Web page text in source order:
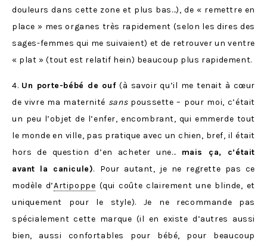
douleurs dans cette zone et plus bas…), de « remettre en
place » mes organes très rapidement (selon les dires des
sages-femmes qui me suivaient) et de retrouver un ventre
« plat » (tout est relatif hein) beaucoup plus rapidement.
4. Un porte-bébé de ouf(à savoir qu’il me tenait à cœur
de vivre ma maternité sans poussette – pour moi, c’était
un peu l’objet de l’enfer, encombrant, qui emmerde tout
le monde en ville, pas pratique avec un chien, bref, il était
hors de question d’en acheter une… mais ça, c’était
avant la canicule).
Pour autant, je ne regrette pas ce
modèle d’Artipoppe (qui coûte clairement une blinde, et
uniquement pour le style). Je ne recommande pas
spécialement cette marque (il en existe d’autres aussi
bien, aussi confortables pour bébé, pour beaucoup